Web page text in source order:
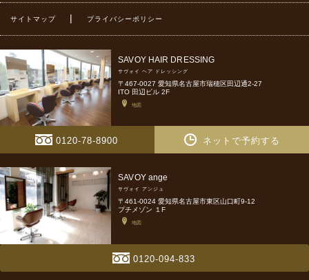
サイトマップ | プライバシーポリシー
SAVOY HAIR DRESSING
サヴォイ ヘア ドレッシング
〒467-0027 愛知県名古屋市瑞穂区田辺通2-27
ITO 田辺ビル 2F
地図
0120-78-8900 ネットで予約する
SAVOY ange
サヴォイ アンジュ
〒461-0024 愛知県名古屋市東区山口町9-12
プチメゾン １F
地図
0120-094-833